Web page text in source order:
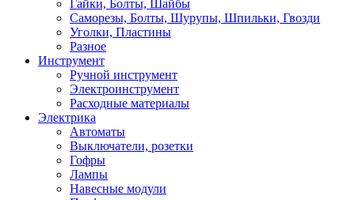
Гайки, Болты, Шайбы
Саморезы, Болты, Шурупы, Шпильки, Гвозди
Уголки, Пластины
Разное
Инструмент
Ручной инструмент
Электроинструмент
Расходные материалы
Электрика
Автоматы
Выключатели, розетки
Гофры
Лампы
Навесные модули